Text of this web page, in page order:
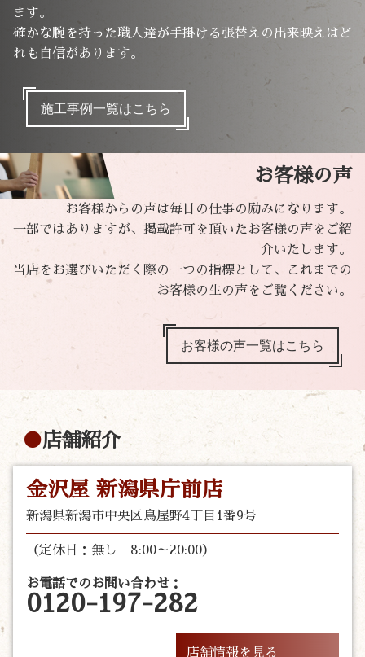
ます。
確かな腕を持った職人達が手掛ける張替えの出来映えはど
れも自信があります。
施工事例一覧はこちら
お客様の声
お客様からの声は毎日の仕事の励みになります。
一部ではありますが、掲載許可を頂いたお客様の声をご紹
介いたします。
当店をお選びいただく際の一つの指標として、これまでの
お客様の生の声をご覧ください。
お客様の声一覧はこちら
店舗紹介
金沢屋 新潟県庁前店
新潟県新潟市中央区鳥屋野4丁目1番9号
（定休日：無し 8:00～20:00）
お電話でのお問い合わせ：
0120-197-282
店舗情報を見る